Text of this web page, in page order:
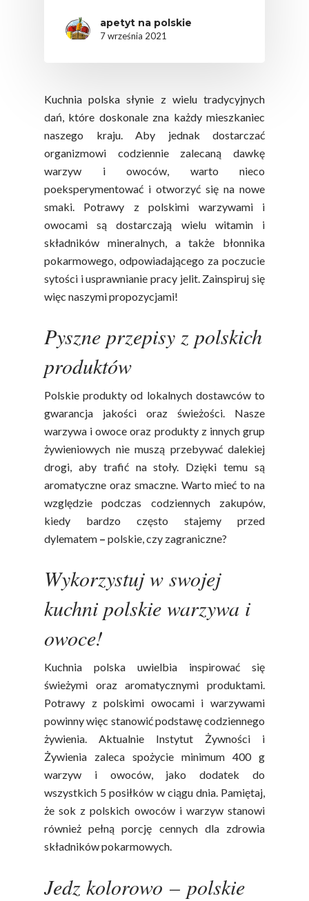
apetyt na polskie
7 września 2021
Kuchnia polska słynie z wielu tradycyjnych
dań, które doskonale zna każdy mieszkaniec
naszego kraju. Aby jednak dostarczać
organizmowi codziennie zalecaną dawkę
warzyw i owoców, warto nieco
poeksperymentować i otworzyć się na nowe
smaki. Potrawy z polskimi warzywami i
owocami są dostarczają wielu witamin i
składników mineralnych, a także błonnika
pokarmowego, odpowiadającego za poczucie
sytości i usprawnianie pracy jelit. Zainspiruj się
więc naszymi propozycjami!
Pyszne przepisy z polskich
produktów
Polskie produkty od lokalnych dostawców to
gwarancja jakości oraz świeżości. Nasze
warzywa i owoce oraz produkty z innych grup
żywieniowych nie muszą przebywać dalekiej
drogi, aby trafić na stoły. Dzięki temu są
aromatyczne oraz smaczne. Warto mieć to na
względzie podczas codziennych zakupów,
kiedy bardzo często stajemy przed
dylematem – polskie, czy zagraniczne?
Wykorzystuj w swojej
kuchni polskie warzywa i
owoce!
Kuchnia polska uwielbia inspirować się
świeżymi oraz aromatycznymi produktami.
Potrawy z polskimi owocami i warzywami
powinny więc stanowić podstawę codziennego
żywienia. Aktualnie Instytut Żywności i
Żywienia zaleca spożycie minimum 400 g
warzyw i owoców, jako dodatek do
wszystkich 5 posiłków w ciągu dnia. Pamiętaj,
że sok z polskich owoców i warzyw stanowi
również pełną porcję cennych dla zdrowia
składników pokarmowych.
Jedz kolorowo – polskie
Polskie
Warzywa I
Baza Warzyw I